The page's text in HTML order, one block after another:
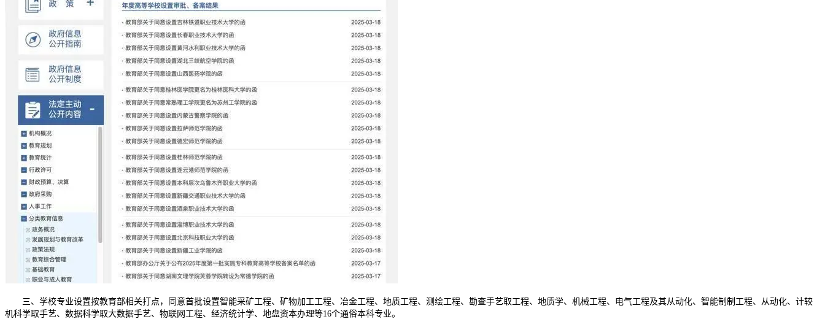
三、学校专业设置按教育部相关打点，同意首批设置智能采矿工程、矿物加工工程、冶金工程、地质工程、测绘工程、勘查手艺取工程、地质学、机械工程、电气工程及其从动化、智能制制工程、从动化、计较
机科学取手艺、数据科学取大数据手艺、物联网工程、经济统计学、地盘资本办理等16个通俗本科专业。